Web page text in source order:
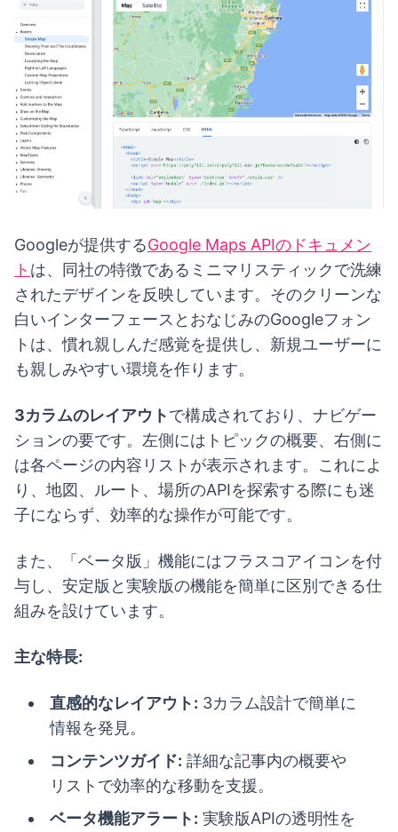
Googleが提供するGoogle Maps APIのドキュメン
ト は、同社の特徴であるミニマリスティックで洗練
されたデザインを反映しています。そのクリーンな
白いインターフェースとおなじみのGoogleフォン
トは、慣れ親しんだ感覚を提供し、新規ユーザーに
も親しみやすい環境を作ります。
3カラムのレイアウトで構成されており、ナビゲー
ションの要です。左側にはトピックの概要、右側に
は各ページの内容リストが表示されます。これによ
り、地図、ルート、場所のAPIを探索する際にも迷
子にならず、効率的な操作が可能です。
また、「ベータ版」機能にはフラスコアイコンを付
与し、安定版と実験版の機能を簡単に区別できる仕
組みを設けています。
主な特長:
直感的なレイアウト: 3カラム設計で簡単に
情報を発見。
コンテンツガイド: 詳細な記事内の概要や
リストで効率的な移動を支援。
ベータ機能アラート: 実験版APIの透明性を